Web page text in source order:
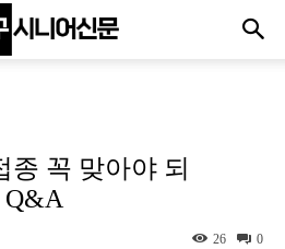
종 꼭 맞아야 되
0
26